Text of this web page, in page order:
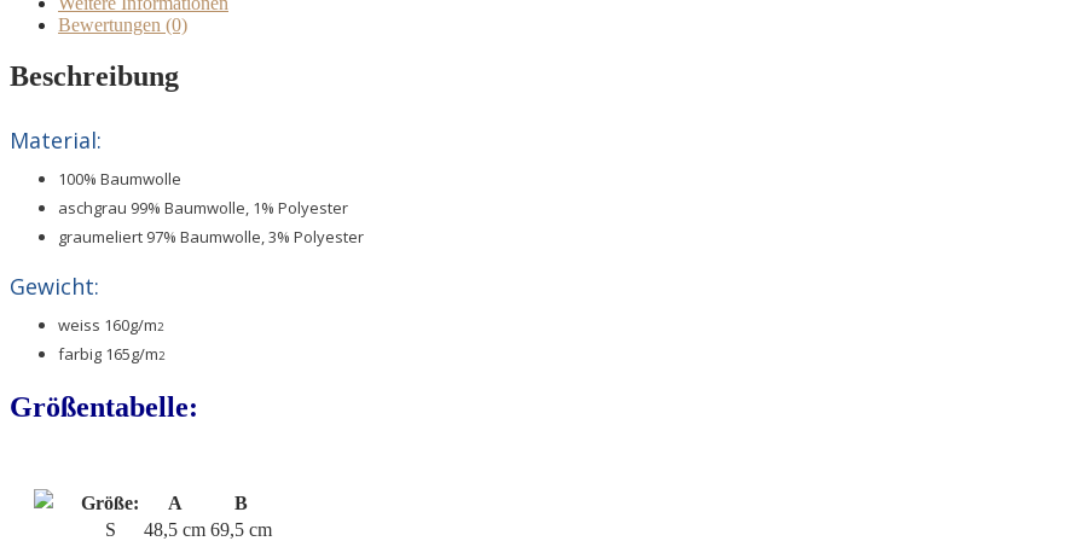
Bewertungen (0)
Beschreibung
Material:
100% Baumwolle
aschgrau 99% Baumwolle, 1% Polyester
graumeliert 97% Baumwolle, 3% Polyester
Gewicht:
weiss 160g/m2
farbig 165g/m2
Größentabelle:
Größe: A
B
S
48,5 cm 69,5 cm